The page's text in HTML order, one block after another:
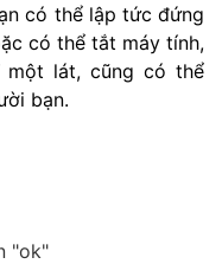
có thể lập tức đứng
có thể tắt máy tính,
một lát, cũng có thể
bạn.
"ok"